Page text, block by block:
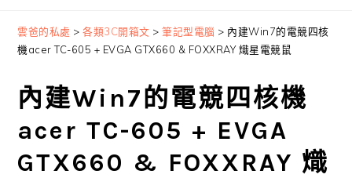
雲爸的私處 >各類3C開箱文 >筆記型電腦 > 內建Win7的電競四核
機acer TC-605 + EVGA GTX660 & FOXXRAY 熾星電競鼠
內建Win7的電競四核機
acer TC-605 + EVGA
GTX660 & FOXXRAY 熾